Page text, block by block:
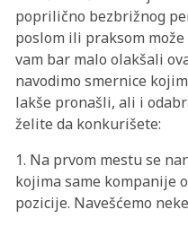
poprilično bezbrižnog
poslom ili praksom
vam bar malo olakšali
navodimo smernice
lakše pronašli, ali i
želite da konkurišete:
1. Na prvom mestu se
kojima same kompanije
pozicije. Navešćemo